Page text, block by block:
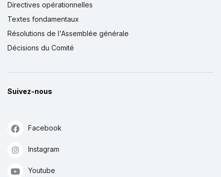
Directives opérationnelles
Textes fondamentaux
Résolutions de l'Assemblée générale
Décisions du Comité
Suivez-nous
Facebook
Instagram
Youtube